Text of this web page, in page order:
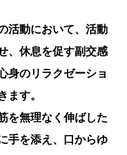
活動において、活動
、休息を促す副交感
身のリラクゼーショ
ます。
を無理なく伸ばした
手を添え、口からゆ